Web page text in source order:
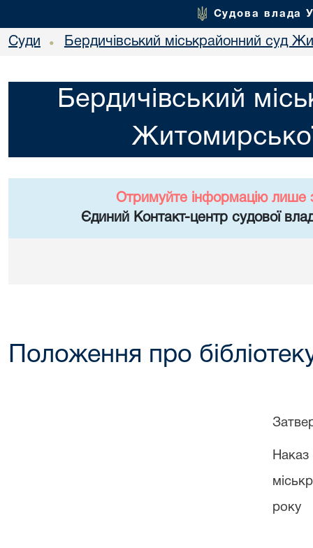
Судова влада
Суди • Бердичівський міськрайонний суд
Бердичівський
Отримуйте інформацію лише
Єдиний Контакт-центр судової
Положення про
року